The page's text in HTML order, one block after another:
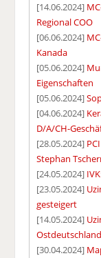
[14.06.2024]
Regional COO
[06.06.2024]
Kanada
[05.06.2024]
Eigenschaften
[05.06.2024]
[04.06.2024]
D/A/CH-
[28.05.2024]
Stephan
[24.05.2024]
[23.05.2024]
gesteigert
[14.05.2024]
Ostdeutschland
[30.04.2024]